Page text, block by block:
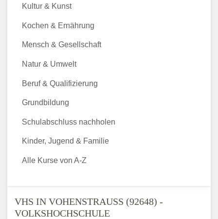
VHS IN VOHENSTRAUSS (92648) - V
OLKSHOCHSCHULE
Kultur & Kunst
Kochen & Ernährung
Mensch & Gesellschaft
Natur & Umwelt
Beruf & Qualifizierung
Grundbildung
Schulabschluss nachholen
Kinder, Jugend & Familie
Alle Kurse von A-Z